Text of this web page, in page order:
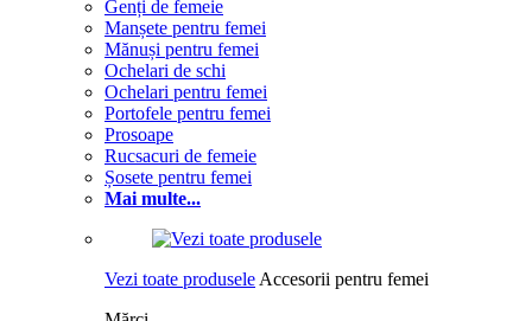
Genți de femeie
Manșete pentru femei
Mănuși pentru femei
Ochelari de schi
Ochelari pentru femei
Portofele pentru femei
Prosoape
Rucsacuri de femeie
Șosete pentru femei
Mai multe...
Vezi toate produsele Accesorii pentru femei